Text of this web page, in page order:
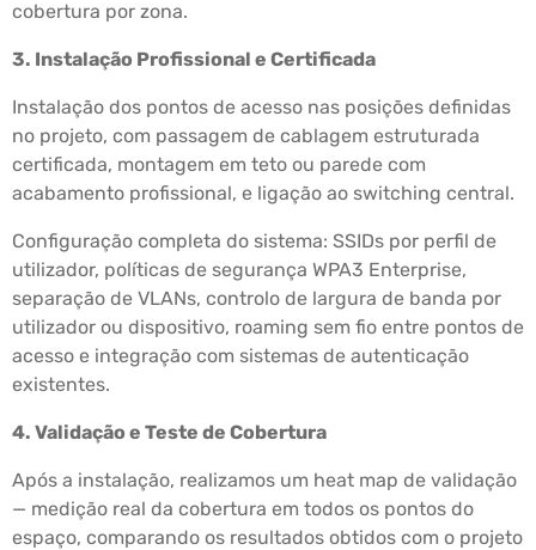
cobertura por zona.
3. Instalação Profissional e Certificada
Instalação dos pontos de acesso nas posições definidas
no projeto, com passagem de cablagem estruturada
certificada, montagem em teto ou parede com
acabamento profissional, e ligação ao switching central.
Configuração completa do sistema: SSIDs por perfil de
utilizador, políticas de segurança WPA3 Enterprise,
separação de VLANs, controlo de largura de banda por
utilizador ou dispositivo, roaming sem fio entre pontos de
acesso e integração com sistemas de autenticação
existentes.
4. Validação e Teste de Cobertura
Após a instalação, realizamos um heat map de validação
— medição real da cobertura em todos os pontos do
espaço, comparando os resultados obtidos com o projeto